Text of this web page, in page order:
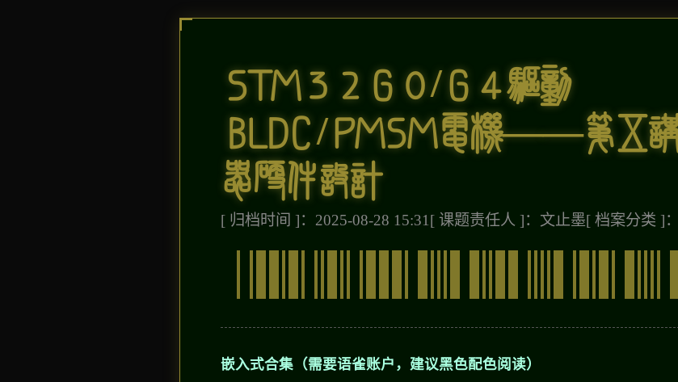
STM32G0/G4驱动
BLDC/PMSM电机——第五讲
器硬件设计
[ 归档时间 ]：2025-08-28 15:31 [ 课题责任人 ]：文止墨[ 档案分类 ]：
嵌入式合集（需要语雀账户，建议黑色配色阅读）